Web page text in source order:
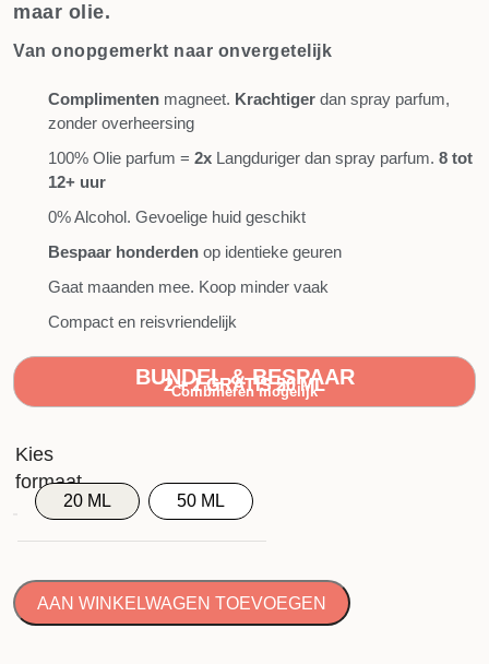
maar olie.
Van onopgemerkt naar onvergetelijk
Complimenten magneet. Krachtiger dan spray parfum,
zonder overheersing
100% Olie parfum = 2x Langduriger dan spray parfum. 8 tot
12+ uur
0% Alcohol. Gevoelige huid geschikt
Bespaar honderden op identieke geuren
Gaat maanden mee. Koop minder vaak
Compact en reisvriendelijk
BUNDEL & BESPAAR
2 + 2 GRATIS 20 ML
2 + 1 GRATIS 50 ML
Combineren mogelijk
20 ML 50 ML
AAN WINKELWAGEN TOEVOEGEN